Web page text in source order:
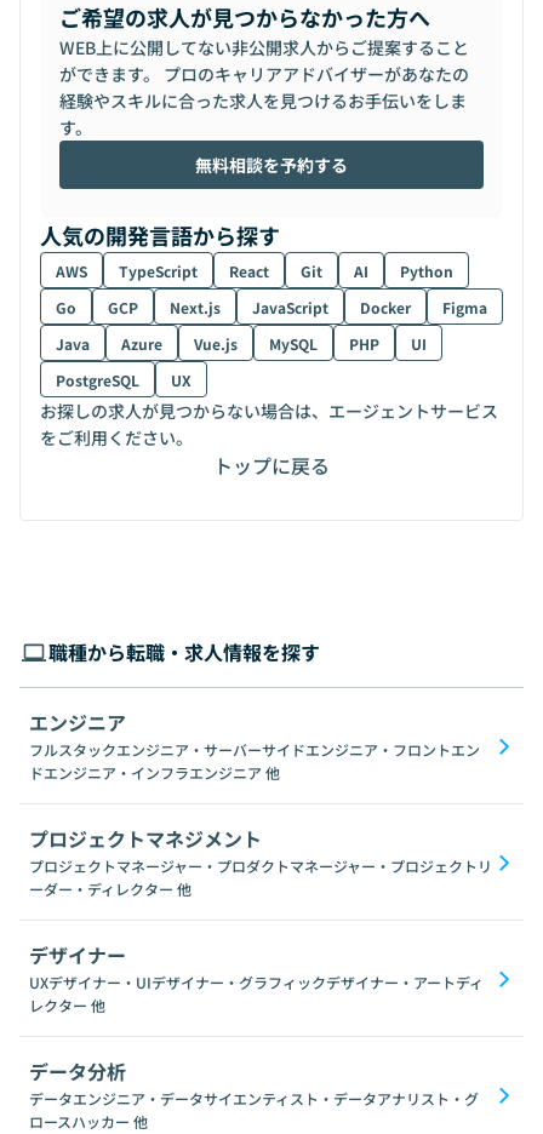
ご希望の求人が見つからなかった方へ
WEB上に公開してない非公開求人からご提案すること
ができます。 プロのキャリアアドバイザーがあなたの
経験やスキルに合った求人を見つけるお手伝いをしま
す。
無料相談を予約する
人気の開発言語から探す
AWS TypeScript React Git AI
Python
Go
GCP Next.js JavaScript Docker
Figma
Java
Azure Vue.js MySQL PHP
UI
PostgreSQL
UX
お探しの求人が見つからない場合は、エージェントサービス
をご利用ください。
トップに戻る
職種から転職・求人情報を探す
エンジニア
フルスタックエンジニア・サーバーサイドエンジニア・フロントエン
ドエンジニア・インフラエンジニア 他
プロジェクトマネジメント
プロジェクトマネージャー・プロダクトマネージャー・プロジェクトリ
ーダー・ディレクター 他
デザイナー
UXデザイナー・UIデザイナー・グラフィックデザイナー・アートディ
レクター 他
データ分析
データエンジニア・データサイエンティスト・データアナリスト・グ
ロースハッカー 他